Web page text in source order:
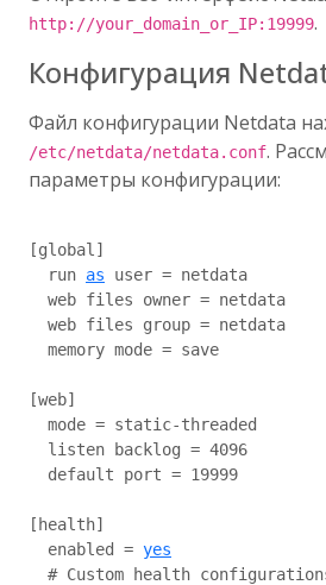
http://your_domain_or_IP:19999.
Конфигурация
Файл конфигурации Netdata
/etc/netdata/netdata.conf.
параметры конфигурации:
[global]
  run
as user = netdata
  web files owner = netdata
  web files group = netdata
  memory mode = save
[web]
  mode = static-threaded
  listen backlog = 4096
  default port = 19999
[health]
  enabled =
yes
# Custom health